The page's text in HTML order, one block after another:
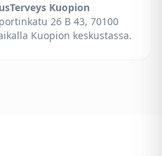
Kuopion
26 B 43, 70100
Kuopion keskustassa.